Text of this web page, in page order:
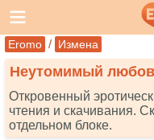
Eromo / Измена
Неутомимый
Откровенный
чтения и скачивания.
отдельном блоке.